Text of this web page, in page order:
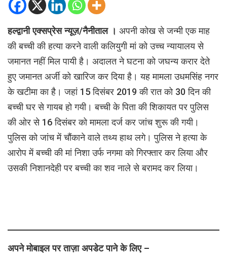
हल्द्वानी एक्सप्रेस न्यूज़/नैनीताल । अपनी कोख से जन्मी एक माह
की बच्ची की हत्या करने वाली कलियुगी मां को उच्च न्यायालय से
जमानत नहीं मिल पायी है। अदालत ने घटना को जघन्य करार देते
हुए जमानत अर्जी को खारिज कर दिया है। यह मामला उधमसिंह नगर
के खटीमा का है। जहां 15 दिसंबर 2019 की रात को 30 दिन की
बच्ची घर से गायब हो गयी। बच्ची के पिता की शिकायत पर पुलिस
की ओर से 16 दिसंबर को मामला दर्ज कर जांच शुरू की गयी।
पुलिस को जांच में चौंकाने वाले तथ्य हाथ लगे। पुलिस ने हत्या के
आरोप में बच्ची की मां निशा उर्फ नगमा को गिरफ्तार कर लिया और
उसकी निशानदेही पर बच्ची का शव नाले से बरामद कर लिया।
अपने मोबाइल पर ताज़ा अपडेट पाने के लिए –